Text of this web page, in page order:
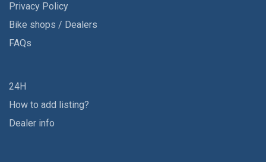
Privacy Policy
Bike shops / Dealers
FAQs
24H
How to add listing?
Dealer info